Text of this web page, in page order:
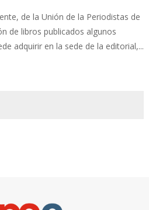
de la Unión de la Periodistas de
de libros publicados algunos
adquirir en la sede de la editorial,...